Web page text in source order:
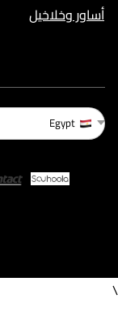
أساور وخلاخيل
Egypt
\